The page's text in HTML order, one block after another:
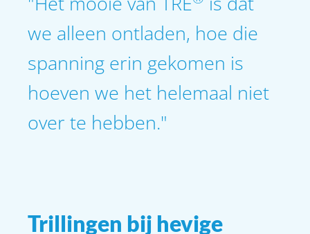
Trillingen bij hevige
we alleen ontladen, hoe die
spanning erin gekomen is
hoeven we het helemaal niet
over te hebben."